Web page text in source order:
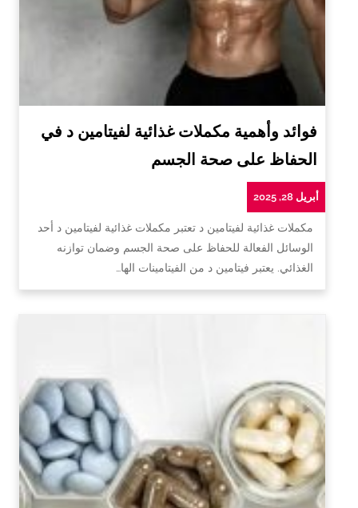
فوائد وأهمية مكملات غذائية لفيتامين د في
الحفاظ على صحة الجسم
أبريل 28, 2025
مكملات غذائية لفيتامين د تعتبر مكملات غذائية لفيتامين د أحد
الوسائل الفعالة للحفاظ على صحة الجسم وضمان توازنه
الغذائي. يعتبر فيتامين د من الفيتامينات الها…